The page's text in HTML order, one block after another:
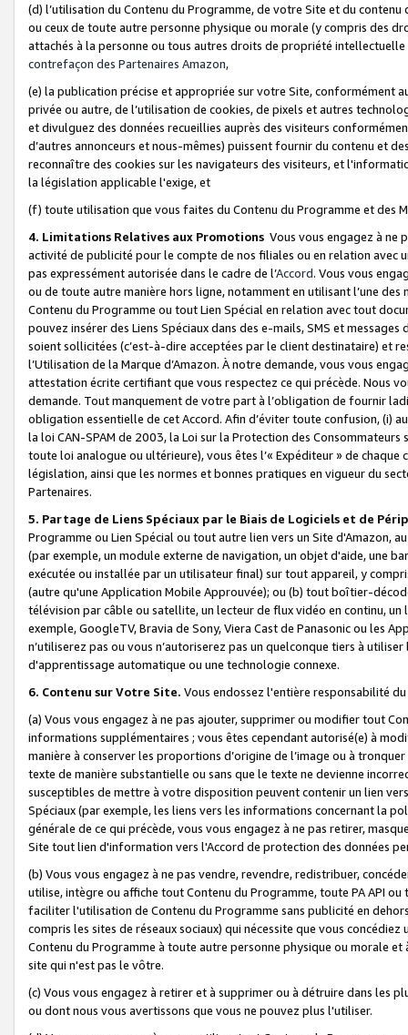
(d) l’utilisation du Contenu du Programme, de votre Site et du
ou ceux de toute autre personne physique ou morale (y compris des
attachés à la personne ou tous autres droits de propriété
contrefaçon des Partenaires Amazon,
(e) la publication précise et appropriée sur votre Site, conformément
privée ou autre, de l’utilisation de cookies, de pixels et autres
et divulguez des données recueillies auprès des visiteurs
d’autres annonceurs et nous-mêmes) puissent fournir du contenu et
reconnaître des cookies sur les navigateurs des visiteurs, et
la législation applicable l'exige, et
(f) toute utilisation que vous faites du Contenu du Programme et des
4. Limitations Relatives aux Promotions Vous vous engagez à ne
activité de publicité pour le compte de nos filiales ou en relation avec
pas expressément autorisée dans le cadre de l’Accord. Vous vous
ou de toute autre manière hors ligne, notamment en utilisant l’une
Contenu du Programme ou tout Lien Spécial en relation avec tout
pouvez insérer des Liens Spéciaux dans des e-mails, SMS et
soient sollicitées (c’est-à-dire acceptées par le client destinataire) et
l’Utilisation de la Marque d’Amazon. À notre demande, vous vous
attestation écrite certifiant que vous respectez ce qui précède. Nous
demande. Tout manquement de votre part à l’obligation de fournir
obligation essentielle de cet Accord. Afin d’éviter toute confusion, (i)
la loi CAN-SPAM de 2003, la Loi sur la Protection des
toute loi analogue ou ultérieure), vous êtes l’« Expéditeur » de
législation, ainsi que les normes et bonnes pratiques en vigueur du
Partenaires.
5. Partage de Liens Spéciaux par le Biais de Logiciels et de
Programme ou Lien Spécial ou tout autre lien vers un Site d'Amazon,
(par exemple, un module externe de navigation, un objet d'aide, une
exécutée ou installée par un utilisateur final) sur tout appareil, y
(autre qu'une Application Mobile Approuvée); ou (b) tout boîtier-
télévision par câble ou satellite, un lecteur de flux vidéo en continu,
exemple, GoogleTV, Bravia de Sony, Viera Cast de Panasonic ou les
n’utiliserez pas ou vous n’autoriserez pas un quelconque tiers à
d'apprentissage automatique ou une technologie connexe.
6. Contenu sur Votre Site. Vous endossez l'entière responsabilité
(a) Vous vous engagez à ne pas ajouter, supprimer ou modifier tout
informations supplémentaires ; vous êtes cependant autorisé(e) à
manière à conserver les proportions d’origine de l’image ou à
texte de manière substantielle ou sans que le texte ne devienne
susceptibles de mettre à votre disposition peuvent contenir un lien
Spéciaux (par exemple, les liens vers les informations concernant la
générale de ce qui précède, vous vous engagez à ne pas retirer,
Site tout lien d'information vers l'Accord de protection des données
(b) Vous vous engagez à ne pas vendre, revendre, redistribuer,
utilise, intègre ou affiche tout Contenu du Programme, toute PA API
faciliter l'utilisation de Contenu du Programme sans publicité en
compris les sites de réseaux sociaux) qui nécessite que vous
Contenu du Programme à toute autre personne physique ou morale
site qui n'est pas le vôtre.
(c) Vous vous engagez à retirer et à supprimer ou à détruire dans les
ou dont nous vous avertissons que vous ne pouvez plus l'utiliser.